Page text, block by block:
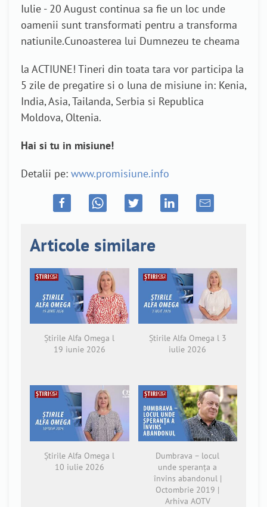
Iulie - 20 August continua sa fie un loc unde
oamenii sunt transformati pentru a transforma
natiunile.Cunoasterea lui Dumnezeu te cheama
la ACTIUNE! Tineri din toata tara vor participa la
5 zile de pregatire si o luna de misiune in: Kenia,
India, Asia, Tailanda, Serbia si Republica
Moldova, Oltenia.
Hai si tu in misiune!
Detalii pe: www.promisiune.info
Articole similare
Știrile Alfa Omega l
19 iunie 2026
Știrile Alfa Omega l 3
iulie 2026
Știrile Alfa Omega l
10 iulie 2026
Dumbrava – locul
unde speranța a
învins abandonul |
Octombrie 2019 |
Arhiva AOTV